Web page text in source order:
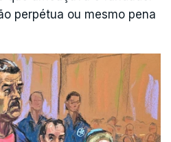
perpétua ou mesmo pena